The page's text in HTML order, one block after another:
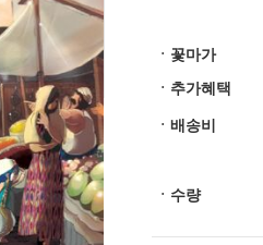
ㆍ꽃마가
ㆍ추가혜택
ㆍ배송비
ㆍ수량